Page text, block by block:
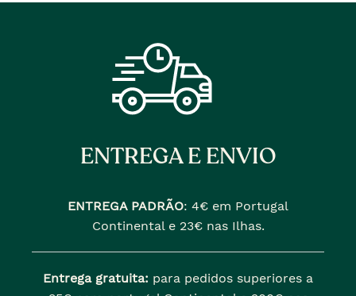
ENTREGA E ENVIO
ENTREGA PADRÃO: 4€ em Portugal
Continental e 23€ nas Ilhas.
Entrega gratuita: para pedidos superiores a